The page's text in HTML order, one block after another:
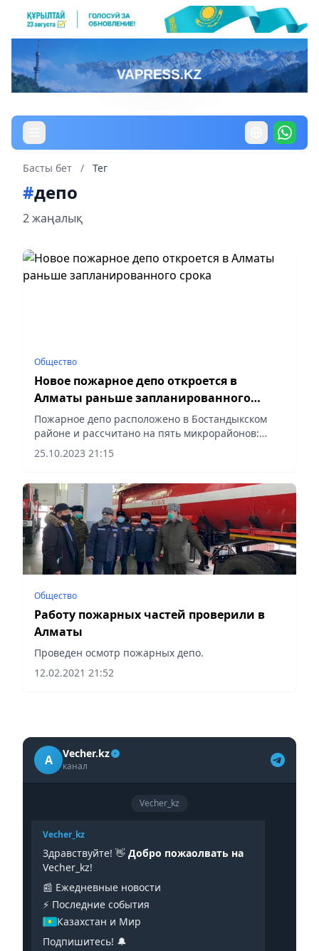
Басты бет / Тег
#депо
2 жаңалық
Общество
Новое пожарное депо откроется в
Алматы раньше запланированного
срока
Пожарное депо расположено в Бостандыкском
районе и рассчитано на пять микрорайонов:
«Казахфильм», «Кокшокы», «Алатау», «Нур-
Алатау», «Ерменсай». Строительно-монтажные
25.10.2023 21:15
Общество
Работу пожарных частей проверили в
Алматы
Проведен осмотр пожарных депо.
12.02.2021 21:52
A Vecher.kz
канал
Vecher_kz
Vecher_kz
Здравствуйте! 👋 Добро пожаолвать на
Vecher_kz!
📰 Ежедневные новости
⚡️ Последние события
Казахстан и Мир
Подпишитесь! 🔔